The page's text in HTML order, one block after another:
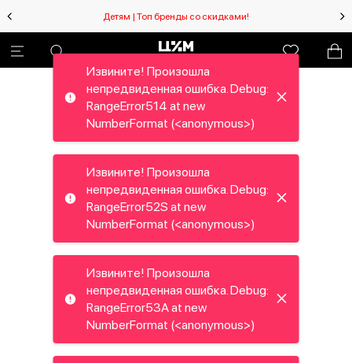
Детям | Топ бренды со скидками!
Извините! Произошла
непредвиденная ошибка. Debug:
RangeError514 at new
NumberFormat (<anonymous>)
Извините! Произошла
непредвиденная ошибка. Debug:
RangeError52S at new
NumberFormat (<anonymous>)
Извините! Произошла
непредвиденная ошибка. Debug:
RangeError53A at new
NumberFormat (<anonymous>)